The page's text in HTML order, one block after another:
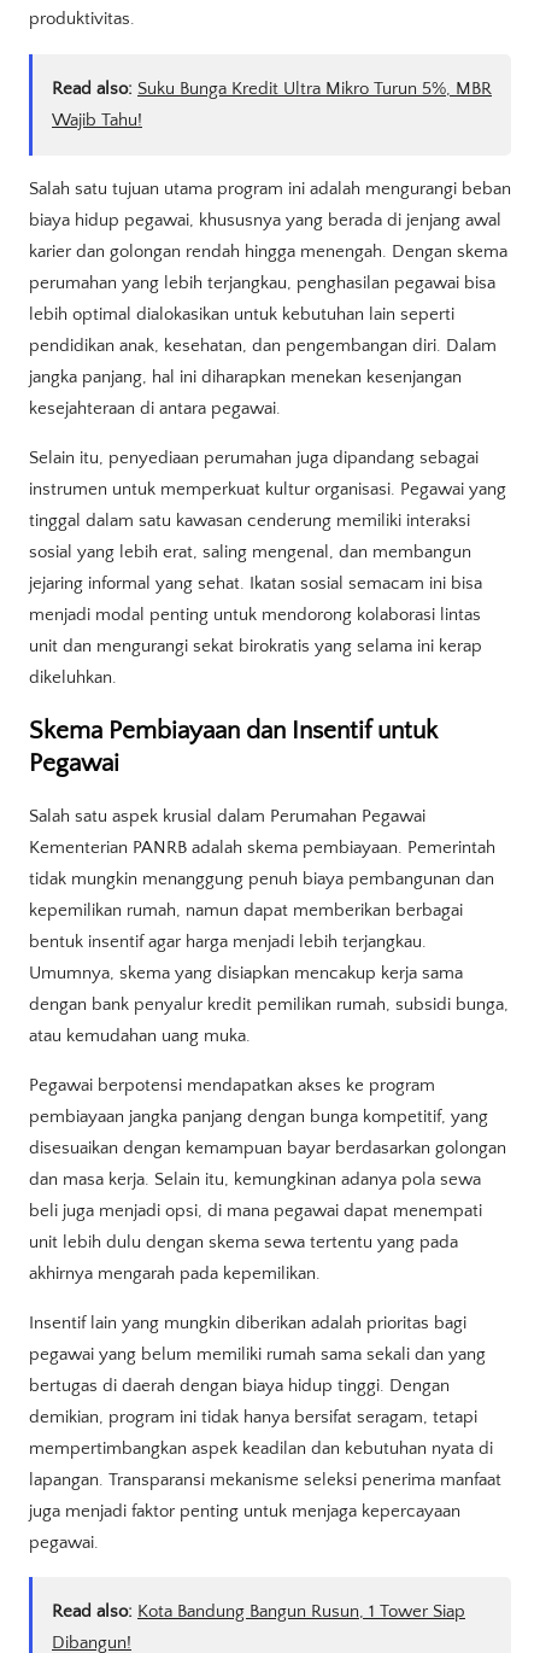
produktivitas.
Read also: Suku Bunga Kredit Ultra Mikro Turun 5%, MBR
Wajib Tahu!
Salah satu tujuan utama program ini adalah mengurangi beban
biaya hidup pegawai, khususnya yang berada di jenjang awal
karier dan golongan rendah hingga menengah. Dengan skema
perumahan yang lebih terjangkau, penghasilan pegawai bisa
lebih optimal dialokasikan untuk kebutuhan lain seperti
pendidikan anak, kesehatan, dan pengembangan diri. Dalam
jangka panjang, hal ini diharapkan menekan kesenjangan
kesejahteraan di antara pegawai.
Selain itu, penyediaan perumahan juga dipandang sebagai
instrumen untuk memperkuat kultur organisasi. Pegawai yang
tinggal dalam satu kawasan cenderung memiliki interaksi
sosial yang lebih erat, saling mengenal, dan membangun
jejaring informal yang sehat. Ikatan sosial semacam ini bisa
menjadi modal penting untuk mendorong kolaborasi lintas
unit dan mengurangi sekat birokratis yang selama ini kerap
dikeluhkan.
Skema Pembiayaan dan Insentif untuk
Pegawai
Salah satu aspek krusial dalam Perumahan Pegawai
Kementerian PANRB adalah skema pembiayaan. Pemerintah
tidak mungkin menanggung penuh biaya pembangunan dan
kepemilikan rumah, namun dapat memberikan berbagai
bentuk insentif agar harga menjadi lebih terjangkau.
Umumnya, skema yang disiapkan mencakup kerja sama
dengan bank penyalur kredit pemilikan rumah, subsidi bunga,
atau kemudahan uang muka.
Pegawai berpotensi mendapatkan akses ke program
pembiayaan jangka panjang dengan bunga kompetitif, yang
disesuaikan dengan kemampuan bayar berdasarkan golongan
dan masa kerja. Selain itu, kemungkinan adanya pola sewa
beli juga menjadi opsi, di mana pegawai dapat menempati
unit lebih dulu dengan skema sewa tertentu yang pada
akhirnya mengarah pada kepemilikan.
Insentif lain yang mungkin diberikan adalah prioritas bagi
pegawai yang belum memiliki rumah sama sekali dan yang
bertugas di daerah dengan biaya hidup tinggi. Dengan
demikian, program ini tidak hanya bersifat seragam, tetapi
mempertimbangkan aspek keadilan dan kebutuhan nyata di
lapangan. Transparansi mekanisme seleksi penerima manfaat
juga menjadi faktor penting untuk menjaga kepercayaan
pegawai.
Read also: Kota Bandung Bangun Rusun, 1 Tower Siap
Dibangun!